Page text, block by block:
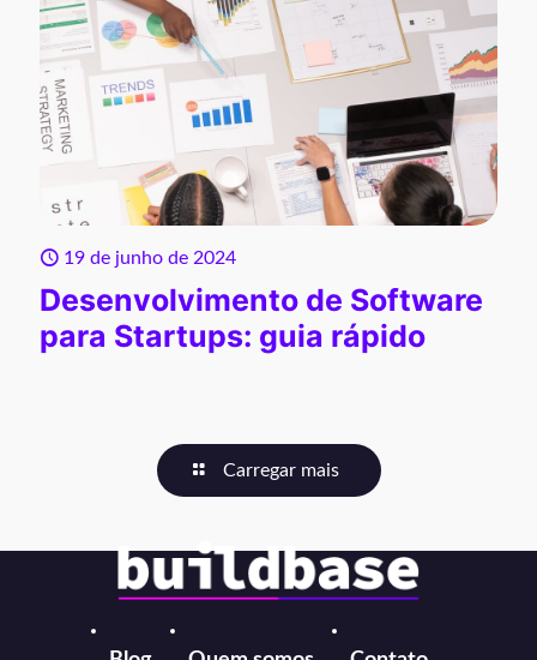
19 de junho de 2024
Desenvolvimento de Software
para Startups: guia rápido
Carregar mais